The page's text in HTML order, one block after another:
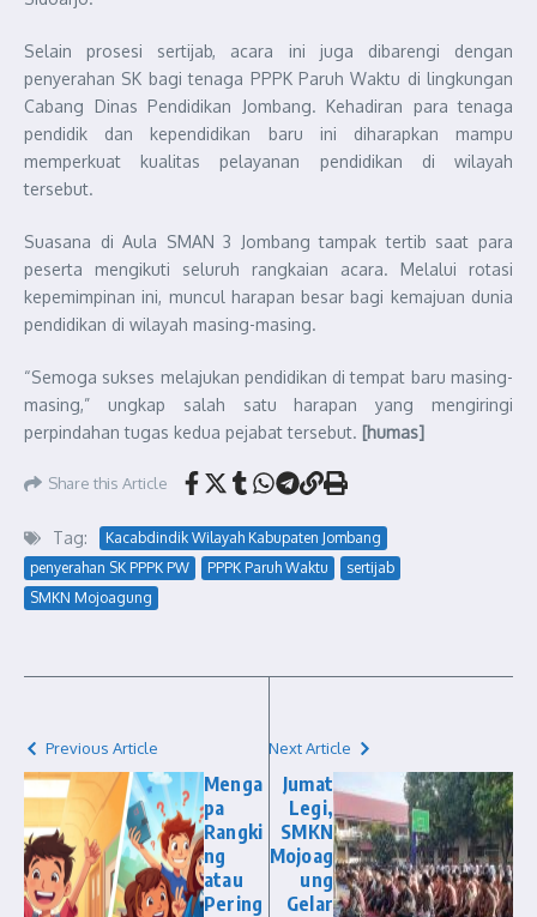
Selain prosesi sertijab, acara ini juga dibarengi dengan
penyerahan SK bagi tenaga PPPK Paruh Waktu di lingkungan
Cabang Dinas Pendidikan Jombang. Kehadiran para tenaga
pendidik dan kependidikan baru ini diharapkan mampu
memperkuat kualitas pelayanan pendidikan di wilayah
tersebut.
Suasana di Aula SMAN 3 Jombang tampak tertib saat para
peserta mengikuti seluruh rangkaian acara. Melalui rotasi
kepemimpinan ini, muncul harapan besar bagi kemajuan dunia
pendidikan di wilayah masing-masing.
“Semoga sukses melajukan pendidikan di tempat baru masing-
masing,” ungkap salah satu harapan yang mengiringi
perpindahan tugas kedua pejabat tersebut. [humas]
Share this Article
Tag:
Kacabdindik Wilayah Kabupaten Jombang
penyerahan SK PPPK PW
PPPK Paruh Waktu
sertijab
SMKN Mojoagung
Previous Article
Menga
pa
Rangki
ng
atau
Pering
Next Article
Jumat
Legi,
SMKN
Mojoag
ung
Gelar